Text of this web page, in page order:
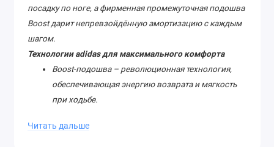
посадку по ноге, а фирменная промежуточная подошва
Boost дарит непревзойдённую амортизацию с каждым
шагом.
Технологии adidas для максимального комфорта
Boost-подошва – революционная технология,
обеспечивающая энергию возврата и мягкость
при ходьбе.
давления, идеально подходит для долгих
Читать дальше